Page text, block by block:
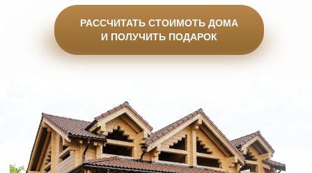
РАССЧИТАТЬ СТОИМОТЬ ДОМА
И ПОЛУЧИТЬ ПОДАРОК